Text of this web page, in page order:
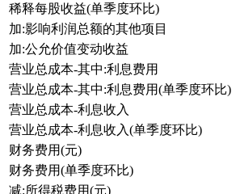
稀释每股收益(单季度环比)
加:影响利润总额的其他项目
加:公允价值变动收益
营业总成本-其中:利息费用
营业总成本-其中:利息费用(单季度环比)
营业总成本-利息收入
营业总成本-利息收入(单季度环比)
财务费用(元)
财务费用(单季度环比)
减:所得税费用(元)